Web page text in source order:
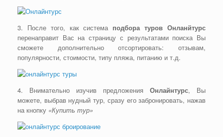
3. После того, как система подбора туров Онланйтурс
перенаправит Вас на страницу с результатами поиска Вы
сможете дополнительно отсортировать: отзывам,
популярности, стоимости, типу пляжа, питанию и т.д.
4. Внимательно изучив предложения Онлайнтурс, Вы
можете, выбрав нудный тур, сразу его забронировать, нажав
на кнопку «Купить тур»